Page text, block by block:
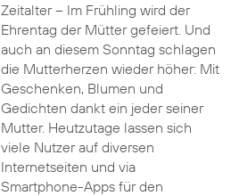
Zeitalter – Im Frühling wird der
Ehrentag der Mütter gefeiert. Und
auch an diesem Sonntag schlagen
die Mutterherzen wieder höher: Mit
Geschenken, Blumen und
Gedichten dankt ein jeder seiner
Mutter. Heutzutage lassen sich
viele Nutzer auf diversen
Internetseiten und via
Smartphone-Apps für den